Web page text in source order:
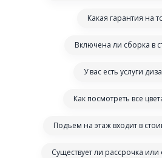
Какая гарантия на
Включена ли сборка в
У вас есть услуги
Как посмотреть все
Подъем на этаж входит в
Существует ли рассрочка или